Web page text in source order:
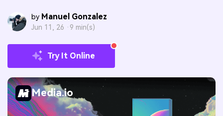
by Manuel Gonzalez
Jun 11, 26 · 9 min(s)
Try It Online
Media.io